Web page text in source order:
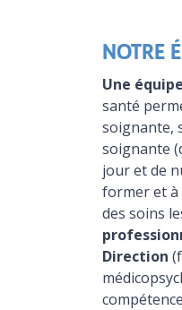
NOTRE
Une
santé
soignante,
soignante
jour et de
former et à
des soins
Direction